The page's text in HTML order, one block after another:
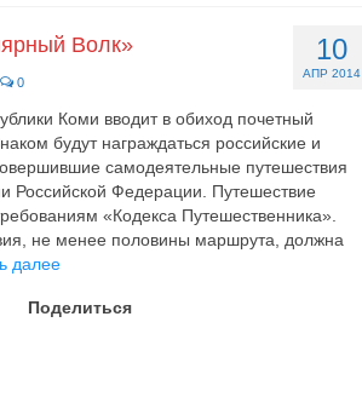
10
АПР 2014
Волк»
0
Коми вводит в обиход почетный
будут награждаться российские и
самодеятельные путешествия
Российской Федерации. Путешествие
«Кодекса Путешественника».
не менее половины маршрута, должна
далее
Поделиться